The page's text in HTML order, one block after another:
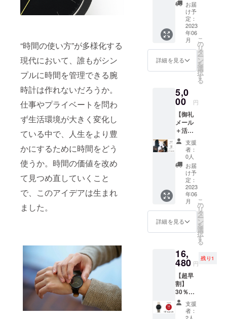
“時間の使い方”が多様化する
現代において、誰もがシン
プルに時間を管理できる腕
時計は作れないだろうか。
仕事やプライベートを問わ
ず生活環境が大きく変化し
ている中で、人生をより豊
かにするために時間をどう
使うか。時間の価値を改め
て見つめ直していくこと
で、このアイデアは生まれ
ました。
加え、 これ
までにない
ものを生み
出すことを
心掛けなが
ら活動して
があるけど
見たことが
ない、そん
な新しいカ
タチを模索
し 「こんな
の欲しかっ
た」を生む
素敵なデザ
インを大切
にしていま
す。
したい
心優し
い方向
けのリ
ターン
です。
プロ
ジェク
ト終了
礼の
メール
を送ら
せてい
ただき
ます！
※備考欄
にお名
前や
ニック
ネーム
をお書
きくだ
さい。
お届
け予
定：
2023
年06
月
詳細を見る
こ
の
リ
タ
ー
ン
を
選
択
す
る
5,0
00 円
【御礼
メール
＋活動
レポー
ト】
U+Oを
ただた
だ応援
したい
心優し
い方向
けのリ
ターン
です。
御礼
メール
に、
我々が
活動す
るきっ
かけと
なった
出来
事〜10
watch
支援
者：
0人
お届
け予
定：
2023
年06
月
詳細を見る
こ
の
リ
タ
ー
ン
を
選
択
す
る
16,
480 円
残り1
【超早
割】
30％OF
F！10
watch
モデル
支援
者：
2人